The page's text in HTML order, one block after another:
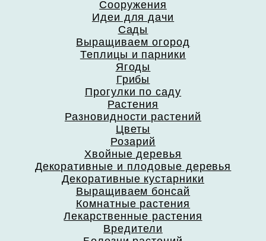
Сооружения
Идеи для дачи
Сады
Выращиваем огород
Теплицы и парники
Ягоды
Грибы
Прогулки по саду
Растения
Разновидности растений
Цветы
Розарий
Хвойные деревья
Декоративные и плодовые деревья
Декоративные кустарники
Выращиваем бонсай
Комнатные растения
Лекарственные растения
Вредители